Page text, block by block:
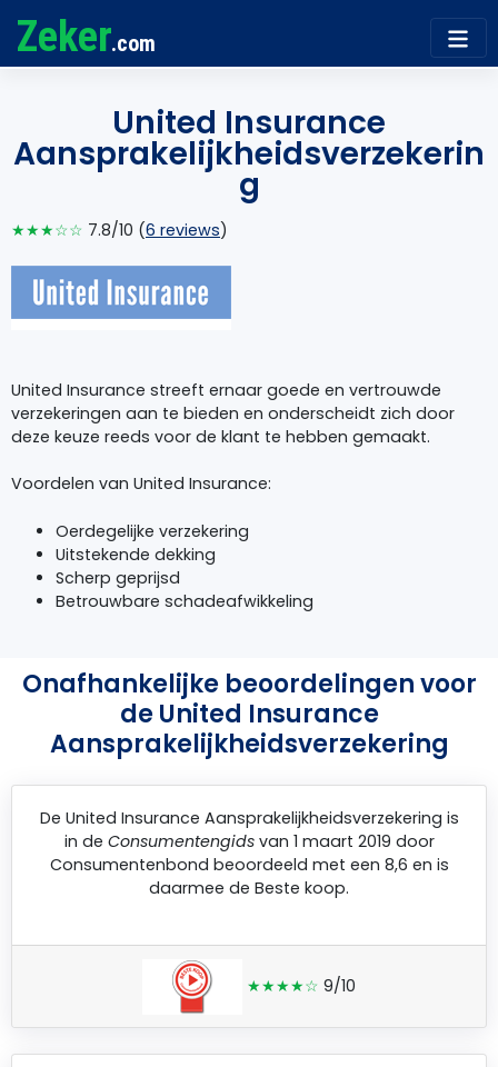
Zeker.com
United Insurance
Aansprakelijkheidsverzekerin
g
★★★☆☆ 7.8/10 (6 reviews)
United Insurance streeft ernaar goede en vertrouwde
verzekeringen aan te bieden en onderscheidt zich door
deze keuze reeds voor de klant te hebben gemaakt.
Voordelen van United Insurance:
Oerdegelijke verzekering
Uitstekende dekking
Scherp geprijsd
Betrouwbare schadeafwikkeling
Onafhankelijke beoordelingen voor
de United Insurance
Aansprakelijkheidsverzekering
De United Insurance Aansprakelijkheidsverzekering is
in de Consumentengidsvan 1 maart 2019 door
Consumentenbond beoordeeld met een 8,6 en is
daarmee de Beste koop.
★★★★☆ 9/10